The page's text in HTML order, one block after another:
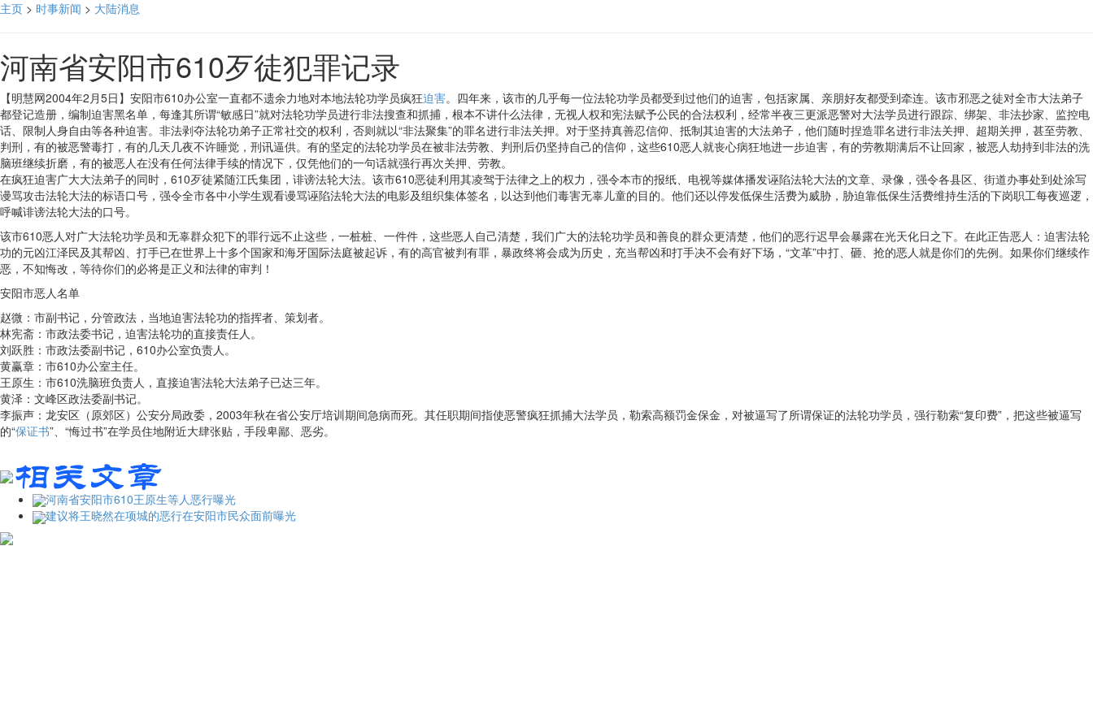
主页 > 时事新闻 > 大陆消息
河南省安阳市610歹徒犯罪记录
【明慧网2004年2月5日】安阳市610办公室一直都不遗余力地对本地法轮功学员疯狂迫害。四年来，该市的几乎每一位法轮功学员都受到过他们的迫害，包括家属、亲朋好友都受到牵连。该市邪恶之徒对全市大法弟子
都登记造册，编制迫害黑名单，每逢其所谓“敏感日”就对法轮功学员进行非法搜查和抓捕，根本不讲什么法律，无视人权和宪法赋予公民的合法权利，经常半夜三更派恶警对大法学员进行跟踪、绑架、非法抄家、监控电
话、限制人身自由等各种迫害。非法剥夺法轮功弟子正常社交的权利，否则就以“非法聚集”的罪名进行非法关押。对于坚持真善忍信仰、抵制其迫害的大法弟子，他们随时捏造罪名进行非法关押、超期关押，甚至劳教、
判刑，有的被恶警毒打，有的几天几夜不许睡觉，刑讯逼供。有的坚定的法轮功学员在被非法劳教、判刑后仍坚持自己的信仰，这些610恶人就丧心病狂地进一步迫害，有的劳教期满后不让回家，被恶人劫持到非法的洗
脑班继续折磨，有的被恶人在没有任何法律手续的情况下，仅凭他们的一句话就强行再次关押、劳教。
在疯狂迫害广大大法弟子的同时，610歹徒紧随江氏集团，诽谤法轮大法。该市610恶徒利用其凌驾于法律之上的权力，强令本市的报纸、电视等媒体播发诬陷法轮大法的文章、录像，强令各县区、街道办事处到处涂写
谩骂攻击法轮大法的标语口号，强令全市各中小学生观看谩骂诬陷法轮大法的电影及组织集体签名，以达到他们毒害无辜儿童的目的。他们还以停发低保生活费为威胁，胁迫靠低保生活费维持生活的下岗职工每夜巡逻，
呼喊诽谤法轮大法的口号。
该市610恶人对广大法轮功学员和无辜群众犯下的罪行远不止这些，一桩桩、一件件，这些恶人自己清楚，我们广大的法轮功学员和善良的群众更清楚，他们的恶行迟早会暴露在光天化日之下。在此正告恶人：迫害法轮
功的元凶江泽民及其帮凶、打手已在世界上十多个国家和海牙国际法庭被起诉，有的高官被判有罪，暴政终将会成为历史，充当帮凶和打手决不会有好下场，“文革”中打、砸、抢的恶人就是你们的先例。如果你们继续作
恶，不知悔改，等待你们的必将是正义和法律的审判！
安阳市恶人名单
赵微：市副书记，分管政法，当地迫害法轮功的指挥者、策划者。
林宪斋：市政法委书记，迫害法轮功的直接责任人。
刘跃胜：市政法委副书记，610办公室负责人。
黄赢章：市610办公室主任。
王原生：市610洗脑班负责人，直接迫害法轮大法弟子已达三年。
黄泽：文峰区政法委副书记。
李振声：龙安区（原郊区）公安分局政委，2003年秋在省公安厅培训期间急病而死。其任职期间指使恶警疯狂抓捕大法学员，勒索高额罚金保金，对被逼写了所谓保证的法轮功学员，强行勒索“复印费”，把这些被逼写
的“保证书”、“悔过书”在学员住地附近大肆张贴，手段卑鄙、恶劣。
河南省安阳市610王原生等人恶行曝光
建议将王晓然在项城的恶行在安阳市民众面前曝光